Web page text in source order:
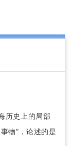
历史上的局部
物”，论述的是